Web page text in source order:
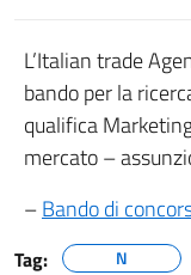
L’Italian trade
bando per la
qualifica
mercato –
–Bando di
Tag: N